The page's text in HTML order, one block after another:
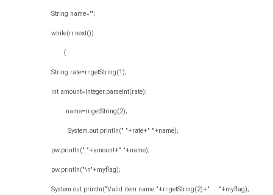
String name="";
while(rr.next())
{
String rate=rr.getString(1);
int amount=Integer.parseInt(rate);
name=rr.getString(2);
System.out.println(" "+rate+" "+name);
pw.println(" "+amount+" "+name);
pw.println("\n"+myflag);
System.out.println("Valid item name "+rr.getString(2)+" "+myflag);